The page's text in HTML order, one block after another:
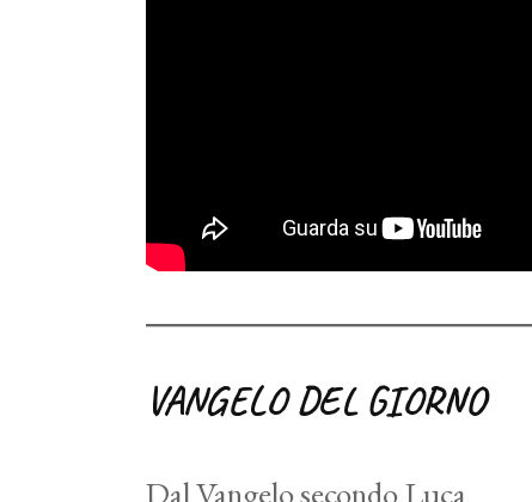
VANGELO DEL GIORNO
Dal Vangelo secondo Luca